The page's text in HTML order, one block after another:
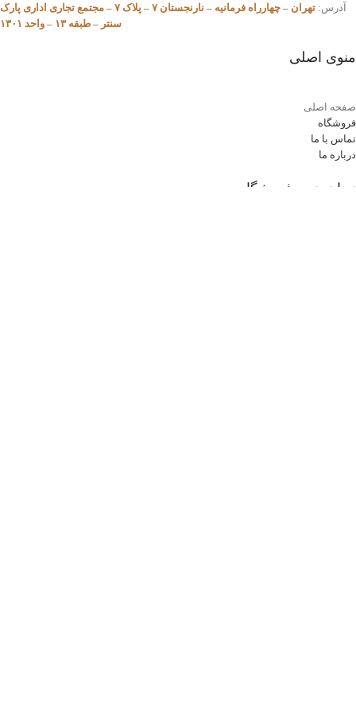
آدرس:
تهران – چهارراه فرمانیه – نارنجستان ۷ – پلاک ۷ – مجتمع تجاری اداری پارک
سنتر – طبقه ۱۳ – واحد ۱۳۰۱
منوی اصلی
صفحه اصلی
فروشگاه
تماس با ما
درباره ما
زمان بندی فروشگاه